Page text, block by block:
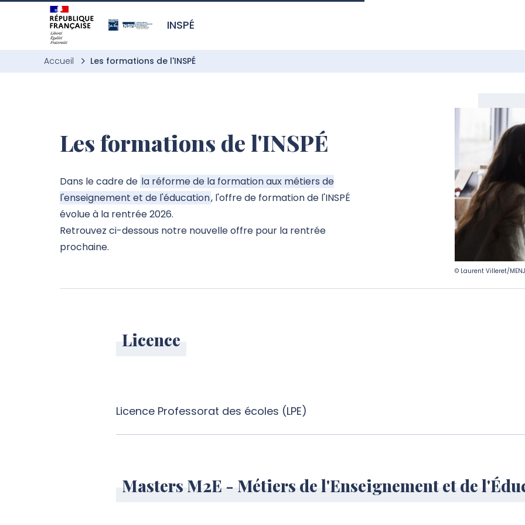
Aller à l’entête de page
Aller au menu principale
Aller au contenu principal
Aller à la recherche
Passer aux cookies
Aller au pied de page
INSPÉ
Accueil Les formations de l'INSPÉ
Les formations de l'INSPÉ
Dans le cadre de la réforme de la formation aux métiers de
l'enseignement et de l'éducation, l'offre de formation de l'INSPÉ
évolue à la rentrée 2026.
Retrouvez ci-dessous notre nouvelle offre pour la rentrée
prochaine.
© Laurent Villeret/MENJ
Licence
Licence Professorat des écoles (LPE)
Masters M2E - Métiers de l'Enseignement et de